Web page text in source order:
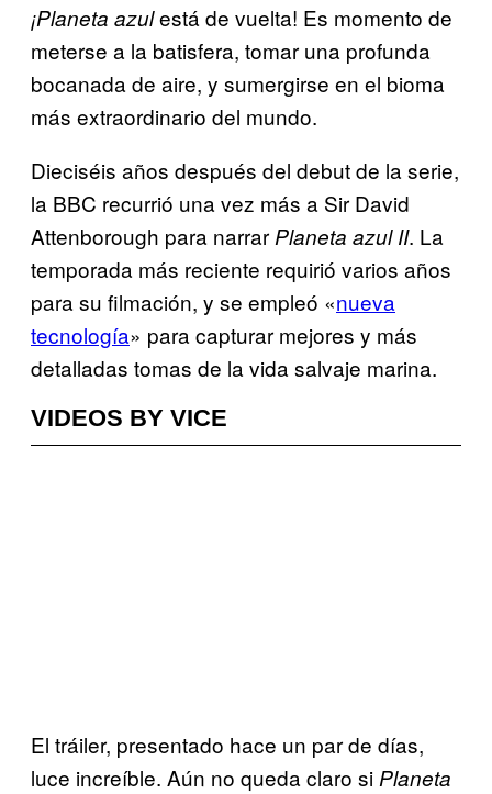
¡Planeta azulestá de vuelta! Es momento de
meterse a la batisfera, tomar una profunda
bocanada de aire, y sumergirse en el bioma
más extraordinario del mundo.
Dieciséis años después del debut de la serie,
la BBC recurrió una vez más a Sir David
Attenborough para narrar Planeta azul II. La
temporada más reciente requirió varios años
para su filmación, y se empleó «nueva
tecnología» para capturar mejores y más
detalladas tomas de la vida salvaje marina.
VIDEOS BY VICE
El tráiler, presentado hace un par de días,
luce increíble. Aún no queda claro siPlaneta